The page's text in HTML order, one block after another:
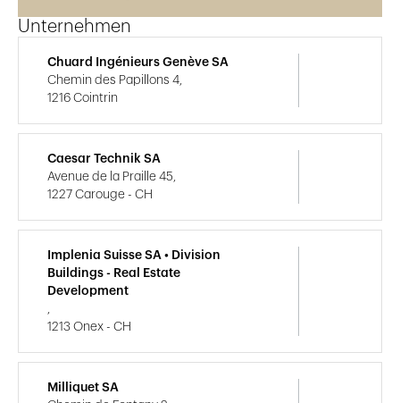
Unternehmen
Chuard Ingénieurs Genève SA
Chemin des Papillons 4,
1216 Cointrin
Caesar Technik SA
Avenue de la Praille 45,
1227 Carouge - CH
Implenia Suisse SA • Division
Buildings - Real Estate
Development
,
1213 Onex - CH
Milliquet SA